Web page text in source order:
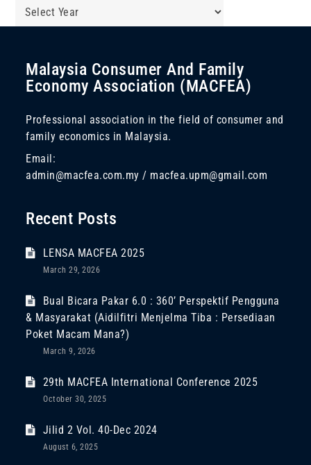
Malaysia Consumer And Family
Economy Association (MACFEA)
Professional association in the field of consumer and
family economics in Malaysia.
Email:
admin@macfea.com.my / macfea.upm@gmail.com
Recent Posts
LENSA MACFEA 2025
March 29, 2026
Bual Bicara Pakar 6.0 : 360’ Perspektif Pengguna
& Masyarakat (Aidilfitri Menjelma Tiba : Persediaan
Poket Macam Mana?)
March 9, 2026
29th MACFEA International Conference 2025
October 30, 2025
Jilid 2 Vol. 40-Dec 2024
August 6, 2025